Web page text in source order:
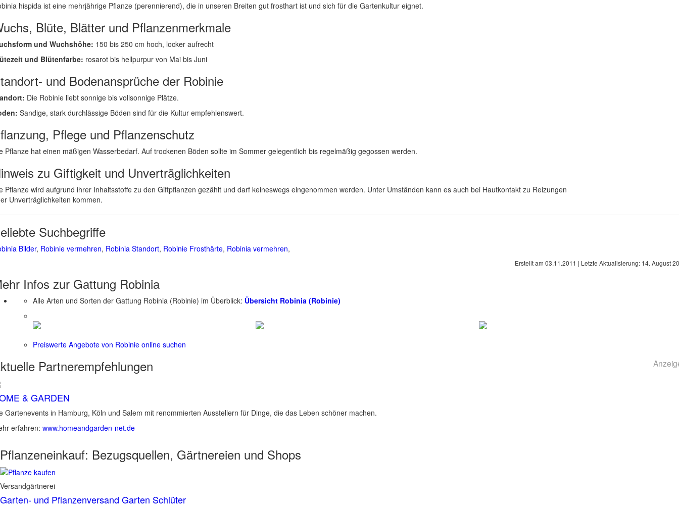
hispida ist eine mehrjährige Pflanze (perennierend), die in unseren Breiten gut frosthart ist und sich für die Gartenkultur eignet.
Blüte, Blätter und Pflanzenmerkmale
und Wuchshöhe: 150 bis 250 cm hoch, locker aufrecht
und Blütenfarbe: rosarot bis hellpurpur von Mai bis Juni
und Bodenansprüche der Robinie
Die Robinie liebt sonnige bis vollsonnige Plätze.
Sandige, stark durchlässige Böden sind für die Kultur empfehlenswert.
Pflege und Pflanzenschutz
Pflanze hat einen mäßigen Wasserbedarf. Auf trockenen Böden sollte im Sommer gelegentlich bis regelmäßig gegossen werden.
zu Giftigkeit und Unverträglichkeiten
Pflanze wird aufgrund ihrer Inhaltsstoffe zu den Giftpflanzen gezählt und darf keineswegs eingenommen werden. Unter Umständen kann es auch bei Hautkontakt zu Reizungen
Unverträglichkeiten kommen.
Suchbegriffe
Bilder, Robinie vermehren, Robinia Standort, Robinie Frosthärte, Robinia vermehren,
Erstellt am 03.11.2011 | Letzte Aktualisierung: 14. August
Infos zur Gattung Robinia
Alle Arten und Sorten der Gattung Robinia (Robinie) im Überblick: Übersicht Robinia (Robinie)
Preiswerte Angebote von Robinie online suchen
Partnerempfehlungen
& GARDEN
Gartenevents in Hamburg, Köln und Salem mit renommierten Ausstellern für Dinge, die das Leben schöner machen.
erfahren: www.homeandgarden-net.de
Pflanzeneinkauf: Bezugsquellen, Gärtnereien und Shops
Versandgärtnerei
Garten- und Pflanzenversand Garten Schlüter